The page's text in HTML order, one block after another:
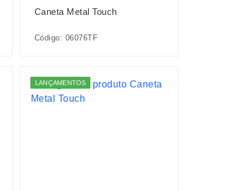
Caneta Metal Touch
Código: 06076TF
LANÇAMENTOS